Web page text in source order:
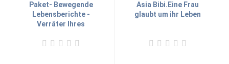
Paket- Bewegende
Lebensberichte -
Verräter Ihres
Asia Bibi.Eine Frau
glaubt um ihr Leben